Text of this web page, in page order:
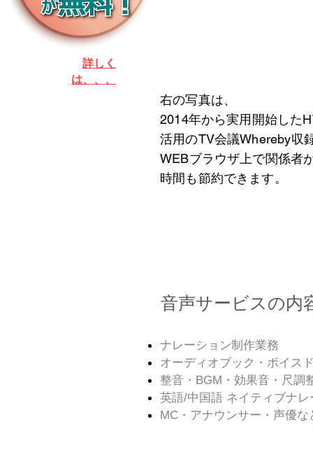
詳しく
は、、、
右の写真は、
2014年から実用開始した
活用のTV会議Whereby収
WEBブラウザ上で関係者
時間も節約できます。
音声サービスの内
ナレーション制作業務
オーディオブック・ボイス
整音・BGM・効果音・尺調
英語/中国語 ネイティブナ
​MC・アナウンサー・声優